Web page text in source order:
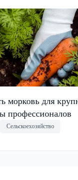
морковь для
профессионалов
Сельскоехозяйство